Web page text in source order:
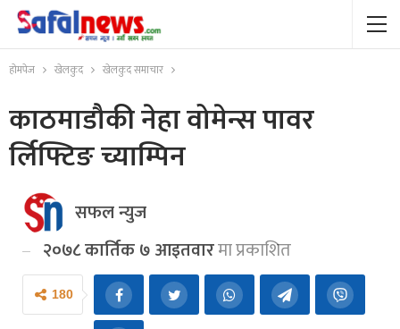
होमपेज खेलकुद खेलकुद समाचार
काठमाडौकी नेहा वोमेन्स पावर
र्लिफ्टिङ च्याम्पिन
सफल न्युज
२०७८ कार्तिक ७ आइतवारमा प्रकाशित
180